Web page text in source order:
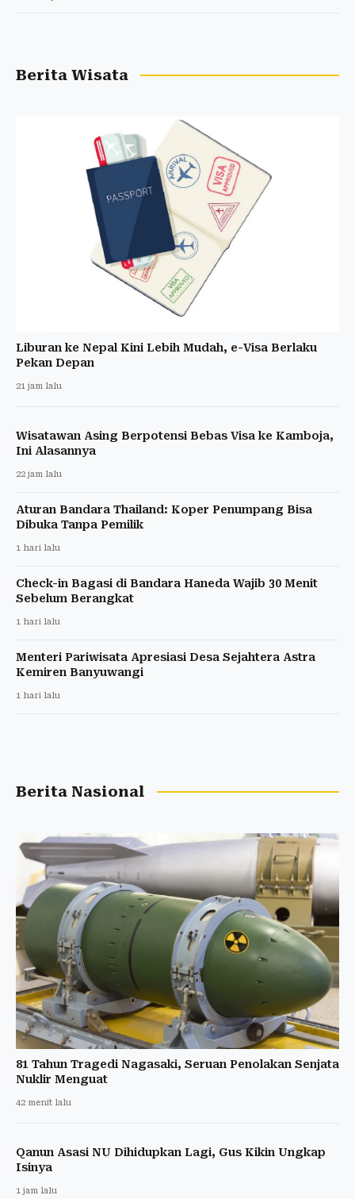
Berita Wisata
Liburan ke Nepal Kini Lebih Mudah, e-Visa Berlaku
Pekan Depan
21 jam lalu
Wisatawan Asing Berpotensi Bebas Visa ke Kamboja,
Ini Alasannya
22 jam lalu
Aturan Bandara Thailand: Koper Penumpang Bisa
Dibuka Tanpa Pemilik
1 hari lalu
Check-in Bagasi di Bandara Haneda Wajib 30 Menit
Sebelum Berangkat
1 hari lalu
Menteri Pariwisata Apresiasi Desa Sejahtera Astra
Kemiren Banyuwangi
1 hari lalu
Berita Nasional
81 Tahun Tragedi Nagasaki, Seruan Penolakan Senjata
Nuklir Menguat
42 menit lalu
Qanun Asasi NU Dihidupkan Lagi, Gus Kikin Ungkap
Isinya
1 jam lalu